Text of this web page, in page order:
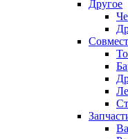
Другое